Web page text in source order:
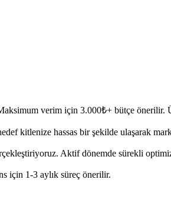
verim için 3.000₺+ bütçe önerilir.
kitlenize hassas bir şekilde ulaşarak
Aktif dönemde sürekli
için 1-3 aylık süreç önerilir.